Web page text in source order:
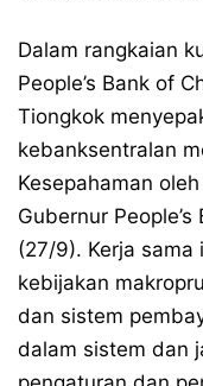
Dalam rangkaian
People’s Bank of
Tiongkok
kebanksentralan
Kesepahaman
Gubernur
(27/9). Kerja sama
kebijakan
dan sistem
dalam sistem dan